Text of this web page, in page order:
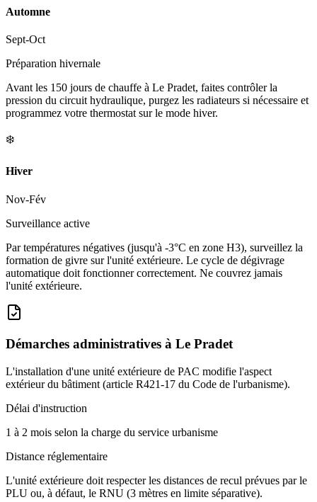
Automne
Sept-Oct
Préparation hivernale
Avant les 150 jours de chauffe à Le Pradet, faites contrôler la
pression du circuit hydraulique, purgez les radiateurs si nécessaire et
programmez votre thermostat sur le mode hiver.
❄️
Hiver
Nov-Fév
Surveillance active
Par températures négatives (jusqu'à -3°C en zone H3), surveillez la
formation de givre sur l'unité extérieure. Le cycle de dégivrage
automatique doit fonctionner correctement. Ne couvrez jamais
l'unité extérieure.
Démarches administratives à Le Pradet
L'installation d'une unité extérieure de PAC modifie l'aspect
extérieur du bâtiment (article R421-17 du Code de l'urbanisme).
Délai d'instruction
1 à 2 mois selon la charge du service urbanisme
Distance réglementaire
L'unité extérieure doit respecter les distances de recul prévues par le
PLU ou, à défaut, le RNU (3 mètres en limite séparative).